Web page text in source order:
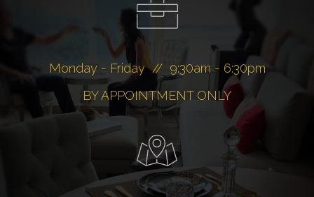
Monday - Friday // 9:30am - 6:30pm
BY APPOINTMENT ONLY